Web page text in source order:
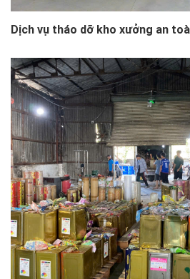
Dịch vụ tháo dỡ kho xưởng an